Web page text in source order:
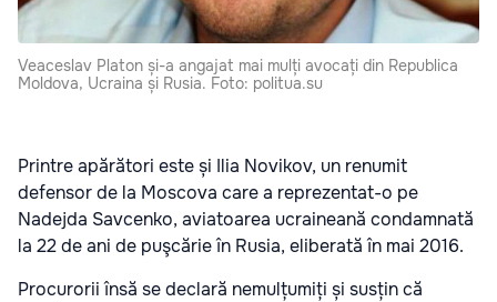
Veaceslav Platon și-a angajat mai mulți avocați din Republica
Moldova, Ucraina și Rusia. Foto: politua.su
Printre apărători este și Ilia Novikov, un renumit
defensor de la Moscova care a reprezentat-o pe
Nadejda Savcenko, aviatoarea ucraineană condamnată
la 22 de ani de puşcărie în Rusia, eliberată în mai 2016.
Procurorii însă se declară nemulțumiți și susțin că